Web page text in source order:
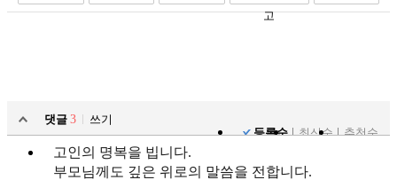
고
댓글 3
쓰기
등록순
최신순 추천순
고인의 명복을 빕니다.
부모님께도 깊은 위로의 말씀을 전합니다.